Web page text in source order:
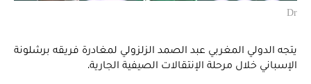
Dr
يتجه الدولي المغربي عبد الصمد الزلزولي لمغادرة فريقه برشلونة
الإسباني خلال مرحلة الإنتقالات الصيفية الجارية.